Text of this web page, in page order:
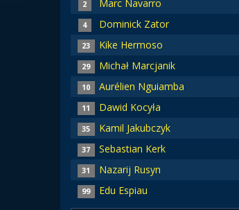
2 Marc Navarro
4 Dominick Zator
23 Kike Hermoso
29 Michał Marcjanik
10 Aurélien Nguiamba
11 Dawid Kocyła
35 Kamil Jakubczyk
37 Sebastian Kerk
31 Nazarij Rusyn
99 Edu Espiau